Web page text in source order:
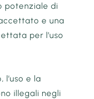
potenziale di
e una
per l’uso
l’uso e la
illegali negli